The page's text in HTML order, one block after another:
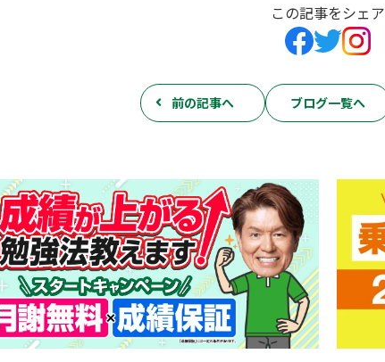
この記事をシェア
前の記事へ ブログ一覧へ